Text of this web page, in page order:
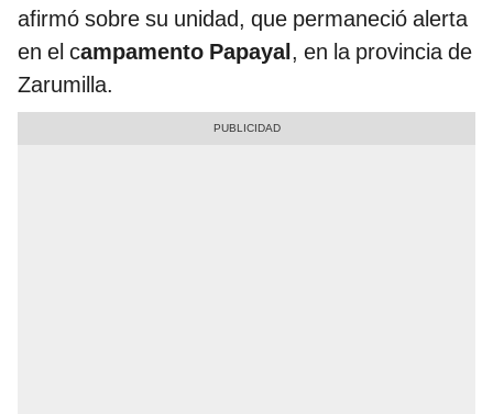
afirmó sobre su unidad, que permaneció alerta
en el campamento Papayal, en la provincia de
Zarumilla.